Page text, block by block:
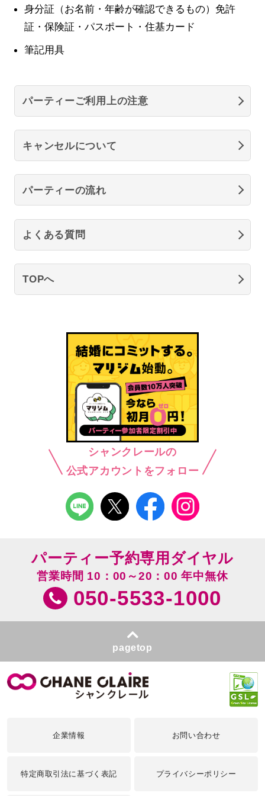
身分証（お名前・年齢が確認できるもの）免許
証・保険証・パスポート・住基カード
筆記用具
パーティーご利用上の注意
キャンセルについて
パーティーの流れ
よくある質問
TOPへ
シャンクレールの
公式アカウントをフォロー
パーティー予約専用ダイヤル
営業時間 10：00～20：00 年中無休
050-5533-1000
pagetop
企業情報 お問い合わせ
特定商取引法に基づく表記 プライバシーポリシー